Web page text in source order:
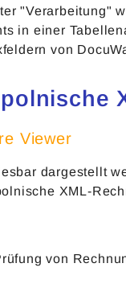
"Verarbeitung"
in einer
von
Viewer
dargestellt
XML-
von